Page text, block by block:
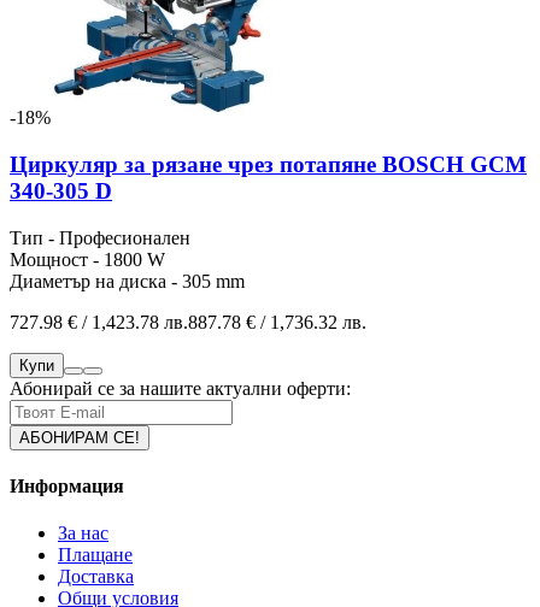
-18%
Циркуляр за рязане чрез потапяне BOSCH GCM
340-305 D
Тип - Професионален
Мощност - 1800 W
Диаметър на диска - 305 mm
727.98 € / 1,423.78 лв.887.78 € / 1,736.32 лв.
Купи
Абонирай се за нашите актуални оферти:
Информация
За нас
Плащане
Доставка
Общи условия